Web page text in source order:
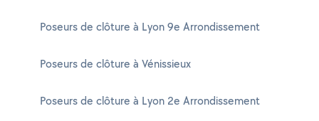
Poseurs de clôture à Lyon 9e Arrondissement
Poseurs de clôture à Vénissieux
Poseurs de clôture à Lyon 2e Arrondissement